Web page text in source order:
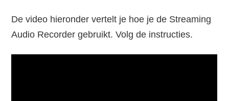
De video hieronder vertelt je hoe je de Streaming
Audio Recorder gebruikt. Volg de instructies.